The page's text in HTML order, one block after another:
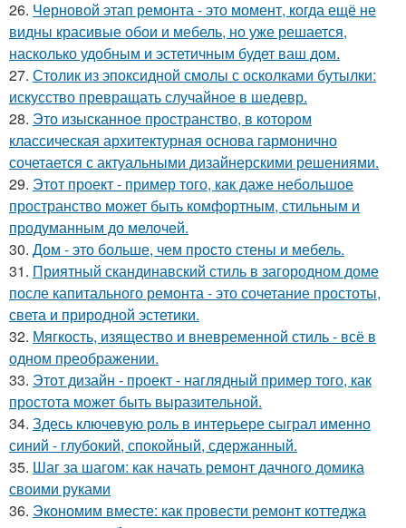
26. Черновой этап ремонта - это момент, когда ещё не
видны красивые обои и мебель, но уже решается,
насколько удобным и эстетичным будет ваш дом.
27. Столик из эпоксидной смолы с осколками бутылки:
искусство превращать случайное в шедевр.
28. Это изысканное пространство, в котором
классическая архитектурная основа гармонично
сочетается с актуальными дизайнерскими решениями.
29. Этот проект - пример того, как даже небольшое
пространство может быть комфортным, стильным и
продуманным до мелочей.
30. Дом - это больше, чем просто стены и мебель.
31. Приятный скандинавский стиль в загородном доме
после капитального ремонта - это сочетание простоты,
света и природной эстетики.
32. Мягкость, изящество и вневременной стиль - всё в
одном преображении.
33. Этот дизайн - проект - наглядный пример того, как
простота может быть выразительной.
34. Здесь ключевую роль в интерьере сыграл именно
синий - глубокий, спокойный, сдержанный.
35. Шаг за шагом: как начать ремонт дачного домика
своими руками
36. Экономим вместе: как провести ремонт коттеджа